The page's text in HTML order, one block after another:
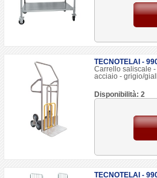
TECNOTELAI -
Carrello saliscale
acciaio - grigio/
Disponibilità: 2
TECNOTELAI -